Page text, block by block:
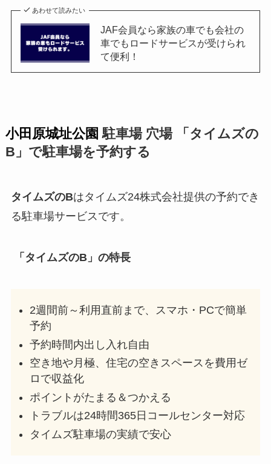
あわせて読みたい
JAF会員なら家族の車でも会社の
車でもロードサービスが受けられ
て便利！
小田原城址公園 駐車場 穴場 「タイムズの
B」で駐車場を予約する
タイムズのBはタイムズ24株式会社提供の予約でき
る駐車場サービスです。
「タイムズのB」の特長
2週間前～利用直前まで、スマホ・PCで簡単
予約
予約時間内出し入れ自由
空き地や月極、住宅の空きスペースを費用ゼ
ロで収益化
ポイントがたまる＆つかえる
トラブルは24時間365日コールセンター対応
タイムズ駐車場の実績で安心